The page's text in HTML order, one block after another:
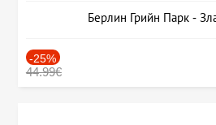
Берлин Грийн Парк -
-25%
44.99€